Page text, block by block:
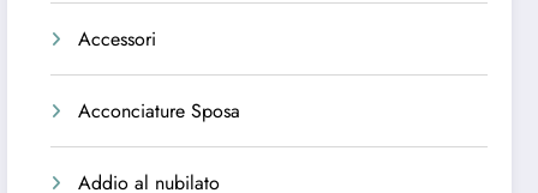
Accessori
Acconciature Sposa
Addio al nubilato